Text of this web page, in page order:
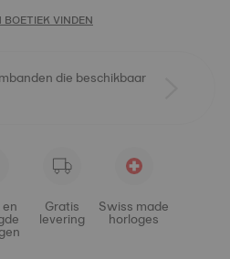
BOETIEK VINDEN
die beschikbaar
Gratis
levering
Swiss made
horloges